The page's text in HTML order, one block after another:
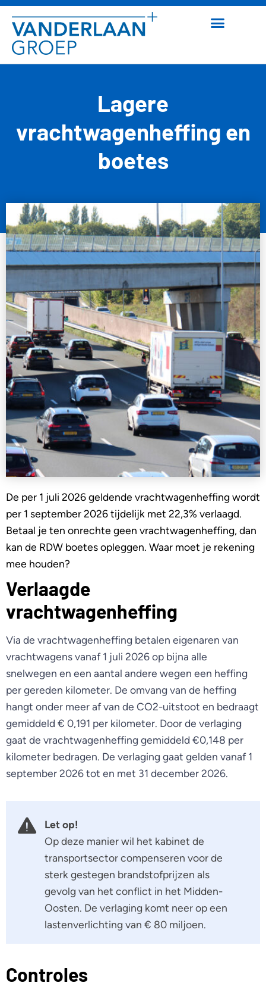
Lagere
vrachtwagenheffing en
boetes
28 mei 2026
De per 1 juli 2026 geldende vrachtwagenheffing wordt
per 1 september 2026 tijdelijk met 22,3% verlaagd.
Betaal je ten onrechte geen vrachtwagenheffing, dan
kan de RDW boetes opleggen. Waar moet je rekening
mee houden?
Verlaagde
vrachtwagenheffing
Via de vrachtwagenheffing betalen eigenaren van
vrachtwagens vanaf 1 juli 2026 op bijna alle
snelwegen en een aantal andere wegen een heffing
per gereden kilometer. De omvang van de heffing
hangt onder meer af van de CO2-uitstoot en bedraagt
gemiddeld € 0,191 per kilometer. Door de verlaging
gaat de vrachtwagenheffing gemiddeld €0,148 per
kilometer bedragen. De verlaging gaat gelden vanaf 1
september 2026 tot en met 31 december 2026.
Let op!
Op deze manier wil het kabinet de
transportsector compenseren voor de
sterk gestegen brandstofprijzen als
gevolg van het conflict in het Midden-
Oosten. De verlaging komt neer op een
lastenverlichting van € 80 miljoen.
Controles